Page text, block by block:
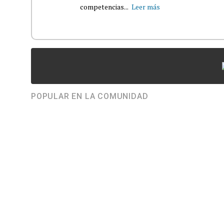
competencias... Leer más
POPULAR EN LA COMUNIDAD